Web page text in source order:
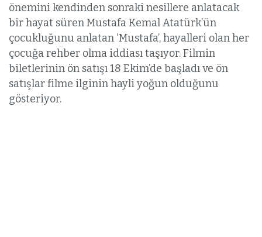
önemini kendinden sonraki nesillere anlatacak
bir hayat süren Mustafa Kemal Atatürk’ün
çocukluğunu anlatan ‘Mustafa’, hayalleri olan her
çocuğa rehber olma iddiası taşıyor. Filmin
biletlerinin ön satışı 18 Ekim’de başladı ve ön
satışlar filme ilginin hayli yoğun olduğunu
gösteriyor.